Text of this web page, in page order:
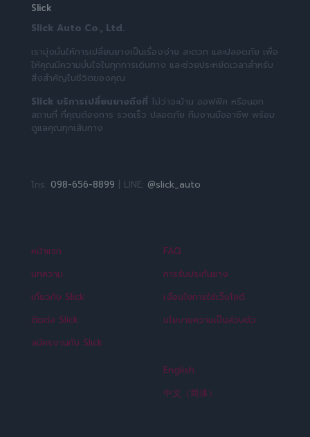
Slick
Slick Auto Co., Ltd.
เรามุ่งมั่นให้การเปลี่ยนยางเป็นเรื่องง่าย สะดวก และปลอดภัย เพื่อ
ให้คุณมีความมั่นใจในทุกการเดินทาง และช่วยประหยัดเวลาสำหรับ
สิ่งสำคัญในชีวิตของคุณ
Slick บริการเปลี่ยนยางถึงที่ ไม่ว่าจะบ้าน ออฟฟิศ หรือนอก
สถานที่ ที่คุณต้องการ รวดเร็ว ปลอดภัย ทีมงานมืออาชีพ พร้อม
ดูแลคุณทุกเส้นทาง
โทร: 098-656-8899 | LINE: @slick_auto
หน้าแรก
บทความ
เกี่ยวกับ Slick
ติดต่อ Slick
สมัครงานกับ Slick
FAQ
การรับประกันยาง
เงื่อนไขการใช้เว็บไซต์
นโยบายความเป็นส่วนตัว
English
中文（简体）